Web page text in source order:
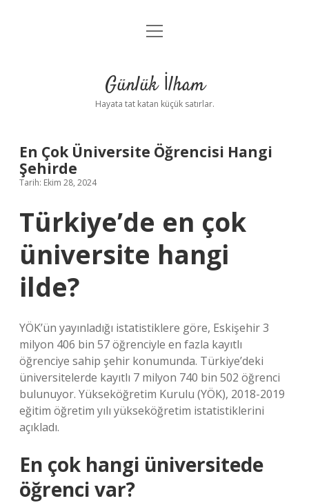
Anasayfa
Yasal Uyarı
menüyü
Günlük İlham
Hayata tat katan küçük satırlar.
En Çok Üniversite Öğrencisi Hangi
Şehirde
Tarih: Ekim 28, 2024
Türkiye’de en çok
üniversite hangi
ilde?
YÖK’ün yayınladığı istatistiklere göre, Eskişehir 3
milyon 406 bin 57 öğrenciyle en fazla kayıtlı
öğrenciye sahip şehir konumunda. Türkiye’deki
üniversitelerde kayıtlı 7 milyon 740 bin 502 öğrenci
bulunuyor. Yükseköğretim Kurulu (YÖK), 2018-2019
eğitim öğretim yılı yükseköğretim istatistiklerini
açıkladı.
En çok hangi üniversitede
öğrenci var?